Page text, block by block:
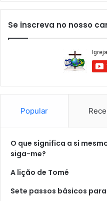
Se inscreva no nosso
Popular
O que significa a si
siga-me?
A lição de Tomé
Sete passos básicos